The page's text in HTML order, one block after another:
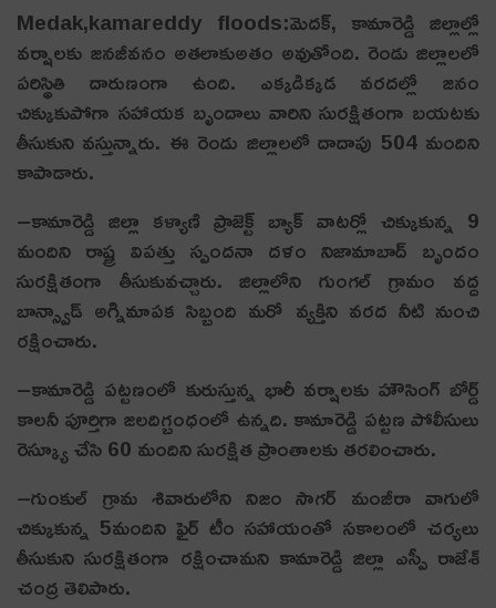
Medak,kamareddy floods:మెదక్, కామారెడ్డి జిల్లాల్లో
వర్షాలకు జనజీవనం అతలాకుఅతం అవుతోంది. రెండు జిల్లాలలో
పరిస్థితి దారుణంగా ఉంది. ఎక్కడిక్కడ వరదల్లో జనం
చిక్కుకుపోగా సహాయక బృందాలు వారిని సురక్షితంగా బయటకు
తీసుకుని వస్తున్నారు. ఈ రెండు జిల్లాలలో దాదాపు 504 మందిని
కాపాడారు.
–కామారెడ్డి జిల్లా కళ్యాణి ప్రాజెక్ట్ బ్యాక్ వాటర్లో చిక్కుకున్న 9
మందిని రాష్ట్ర విపత్తు స్పందనా దళం నిజామాబాద్ బృందం
సురక్షితంగా తీసుకువచ్చారు. జిల్లాలోని గుంగల్ గ్రామం వద్ద
బాన్స్వాడ్ అగ్నిమాపక సిబ్బంది మరో వ్యక్తిని వరద నీటి నుంచి
రక్షించారు.
–కామారెడ్డి పట్టణంలో కురుస్తున్న భారీ వర్షాలకు హౌసింగ్ బోర్డ్
కాలనీ పూర్తిగా జలదిగ్బంధంలో ఉన్నది. కామారెడ్డి పట్టణ పోలీసులు
రెస్క్యూ చేసి 60 మందిని సురక్షిత ప్రాంతాలకు తరలించారు.
–గుంకుల్ గ్రామ శివారులోని నిజం సాగర్ మంజీరా వాగులో
చిక్కుకున్న 5మందిని ఫైర్ టీం సహాయంతో సకాలంలో చర్యలు
తీసుకుని సురక్షితంగా రక్షించామని కామారెడ్డి జిల్లా ఎస్పీ రాజేశ్
చంద్ర తెలిపారు.